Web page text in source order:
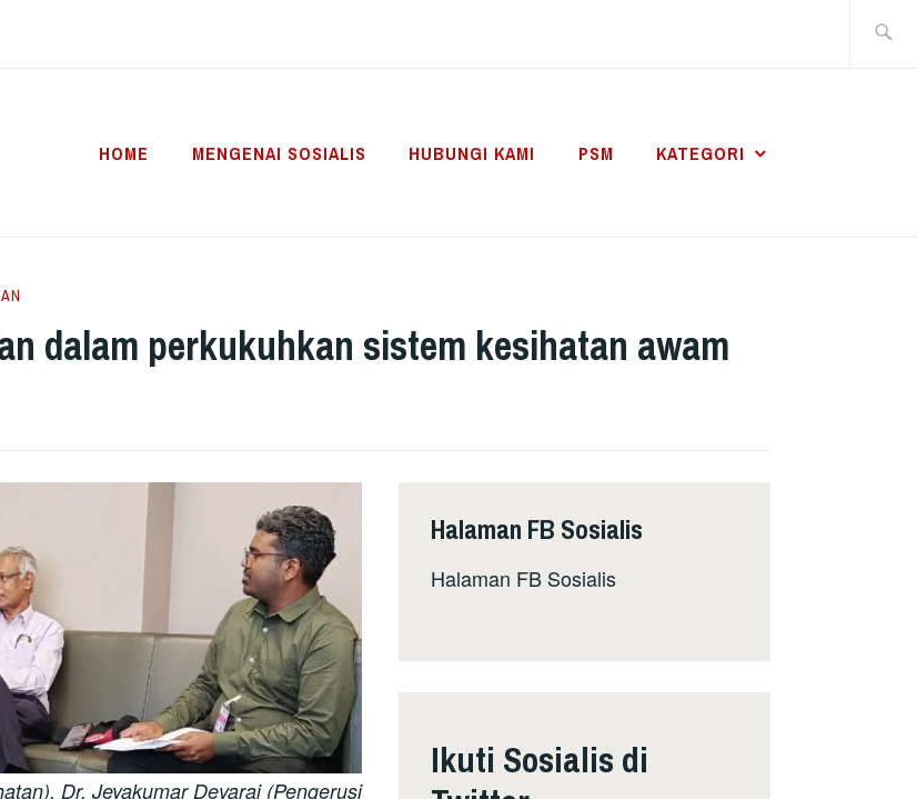
HOME MENGENAI SOSIALIS HUBUNGI KAMI PSM KATEGORI
dalam perkukuhkan sistem kesihatan awam
Dr. Jeyakumar Devaraj (Pengerusi
Halaman FB Sosialis
Halaman FB Sosialis
Ikuti Sosialis di